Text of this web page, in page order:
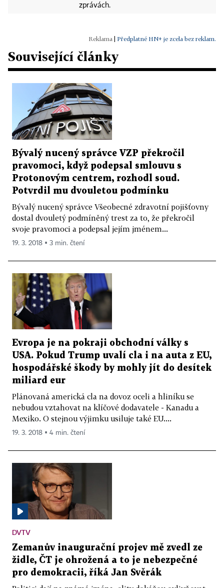
zprávách.
Předplatné HN+ je zcela bez reklam.
Související články
Bývalý nucený správce VZP překročil
pravomoci, když podepsal smlouvu s
Protonovým centrem, rozhodl soud.
Potvrdil mu dvouletou podmínku
Bývalý nucený správce Všeobecné zdravotní pojišťovny
dostal dvouletý podmíněný trest za to, že překročil
svoje pravomoci a podepsal jejím jménem...
19. 3. 2018 ▪ 3 min. čtení
Evropa je na pokraji obchodní války s
USA. Pokud Trump uvalí cla i na auta z EU,
hospodářské škody by mohly jít do desítek
miliard eur
Plánovaná americká cla na dovoz oceli a hliníku se
nebudou vztahovat na klíčové dodavatele - Kanadu a
Mexiko. O stejnou výjimku usiluje také EU....
19. 3. 2018 ▪ 4 min. čtení
DVTV
Zemanův inaugurační projev mě zvedl ze
židle, ČT je ohrožená a to je nebezpečné
pro demokracii, říká Jan Svěrák